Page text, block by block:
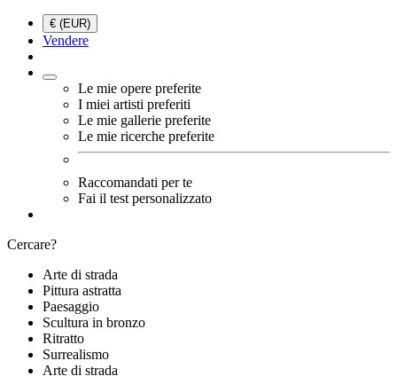
€ (EUR)
Vendere
Le mie opere preferite
I miei artisti preferiti
Le mie gallerie preferite
Le mie ricerche preferite
Raccomandati per te
Fai il test personalizzato
Cercare?
Arte di strada
Pittura astratta
Paesaggio
Scultura in bronzo
Ritratto
Surrealismo
Arte di strada